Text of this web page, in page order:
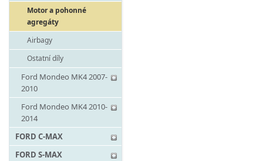
Motor a pohonné
agregáty
Airbagy
Ostatní díly
Ford Mondeo MK4 2007-
2010
Ford Mondeo MK4 2010-
2014
FORD C-MAX
FORD S-MAX